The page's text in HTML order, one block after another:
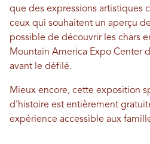
que des expressions artistiques
ceux qui souhaitent un aperçu
possible de découvrir les chars
Mountain America Expo Center
avant le défilé.
Mieux encore, cette exposition
d'histoire est entièrement
expérience accessible aux